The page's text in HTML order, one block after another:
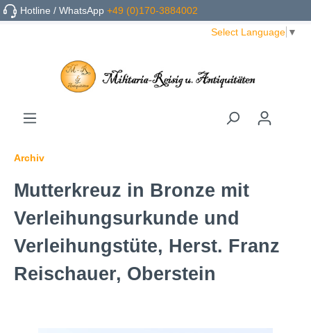
Hotline / WhatsApp+49 (0)170-3884002
Select Language ▼
Archiv
Mutterkreuz in Bronze mit
Verleihungsurkunde und
Verleihungstüte, Herst. Franz
Reischauer, Oberstein